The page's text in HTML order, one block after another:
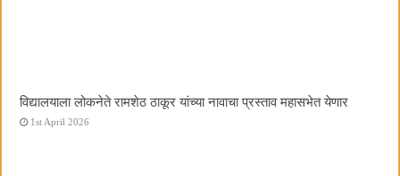
विद्यालयाला लोकनेते रामशेठ ठाकूर यांच्या नावाचा प्रस्ताव महासभेत येणार
1st April 2026